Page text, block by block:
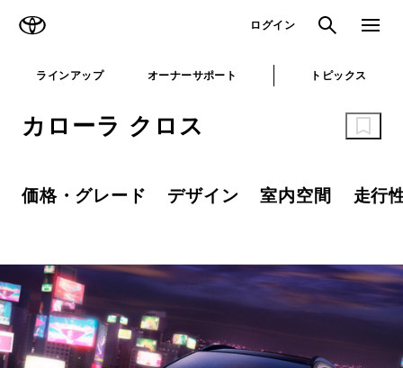
ログイン 検索 メニュ
ラインアップ オーナーサポート トピックス
カローラ クロス
価格・グレード デザイン 室内空間 走行